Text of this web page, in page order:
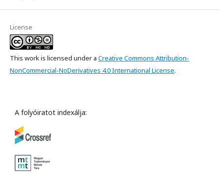
License
This work is licensed under a Creative Commons Attribution-
NonCommercial-NoDerivatives 4.0 International License.
A folyóiratot indexálja: